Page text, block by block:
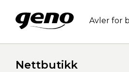
Avler for
Nettbutikk